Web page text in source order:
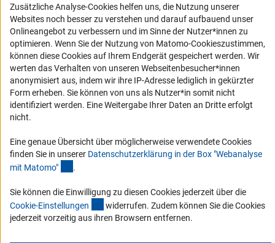
Service und Informationen für Menschen mit Behinderungen
Erklärung zur Barrierefreiheit
Barriere melden
DFG-aktuell
Erhalten Sie Neuigkeiten aus der DFG direkt in Ihr Mailpostfach oder
schauen Sie sich die Ausgaben online an.
Zum Newsletter
© 2026 DFG
Impressum Datenschutz Cookie-Einstellungen
Zusätzliche Analyse-Cookies helfen uns, die Nutzung unserer
Websites noch besser zu verstehen und darauf aufbauend unser
Onlineangebot zu verbessern und im Sinne der Nutzer*innen zu
optimieren. Wenn Sie der Nutzung von Matomo-Cookieszustimmen,
können diese Cookies auf Ihrem Endgerät gespeichert werden. Wir
werten das Verhalten von unseren Webseitenbesucher*innen
anonymisiert aus, indem wir ihre IP-Adresse lediglich in gekürzter
Form erheben. Sie können von uns als Nutzer*in somit nicht
identifiziert werden. Eine Weitergabe Ihrer Daten an Dritte erfolgt
nicht.
Eine genaue Übersicht über möglicherweise verwendete Cookies
finden Sie in unserer Datenschutzerklärung in der Box "Webanalyse
mit Matomo" .
Sie können die Einwilligung zu diesen Cookies jederzeit über die
Cookie-Einstellungen (interner Link)
widerrufen. Zudem können Sie die Cookies
jederzeit vorzeitig aus ihren Browsern entfernen.